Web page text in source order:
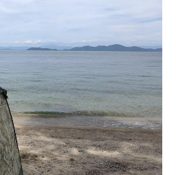
熟睡してました🤣
ビールを飲みながらステーキ焼い
作ったりとキャンプを楽しませてい
景でした！
からいただいた天然檜のアロマオ